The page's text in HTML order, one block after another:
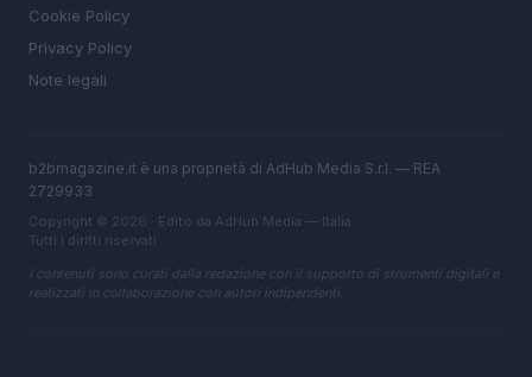
Cookie Policy
Privacy Policy
Note legali
b2bmagazine.it è una proprietà di AdHub Media S.r.l. — REA
2729933
Copyright © 2026 · Edito da AdHub Media — Italia
Tutti i diritti riservati
I contenuti sono curati dalla redazione con il supporto di strumenti digitali e
realizzati in collaborazione con autori indipendenti.